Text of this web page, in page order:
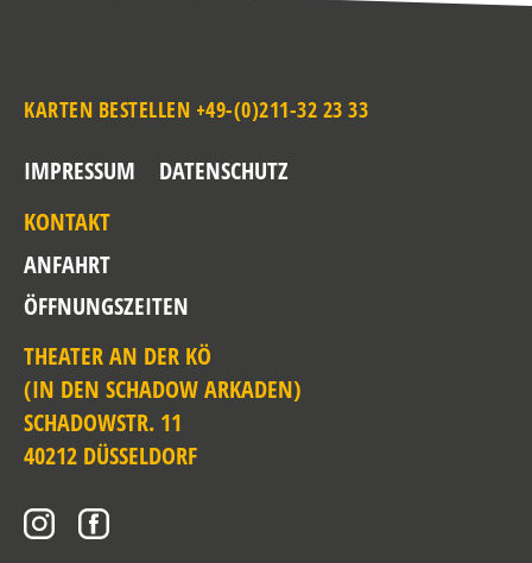
KARTEN BESTELLEN +49-(0)211-32 23 33
IMPRESSUM
DATENSCHUTZ
KONTAKT
ANFAHRT
ÖFFNUNGSZEITEN
THEATER AN DER KÖ
(IN DEN SCHADOW ARKADEN)
SCHADOWSTR. 11
40212 DÜSSELDORF